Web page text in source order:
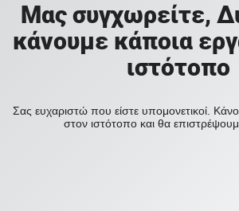
Μας συγχωρείτε,
κάνουμε κάποια
ιστότοπο
Σας ευχαριστώ που είστε υπομονετικοί.
στον ιστότοπο και θα